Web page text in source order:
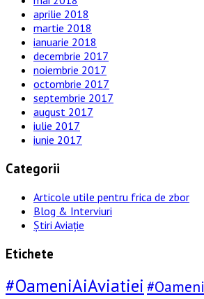
aprilie 2018
martie 2018
ianuarie 2018
decembrie 2017
noiembrie 2017
octombrie 2017
septembrie 2017
august 2017
iulie 2017
iunie 2017
Categorii
Articole utile pentru frica de zbor
Blog & Interviuri
Știri Aviație
Etichete
#OameniAiAviatiei